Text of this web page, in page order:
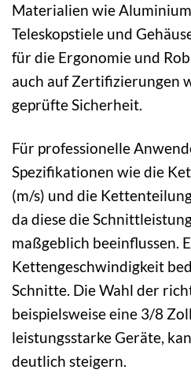
Materialien wie
Teleskopstiele und
für die Ergonomie und
auch auf Zertifizierungen
geprüfte Sicherheit.
Für professionelle
Spezifikationen wie die
(m/s) und die
da diese die
maßgeblich beeinflussen.
Kettengeschwindigkeit
Schnitte. Die Wahl der
beispielsweise eine 3/8
leistungsstarke Geräte,
deutlich steigern.